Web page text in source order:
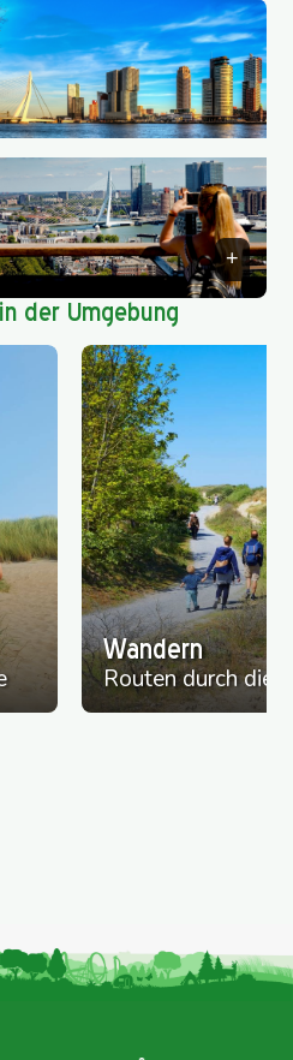
der Umgebung
Wandern
Routen durch die